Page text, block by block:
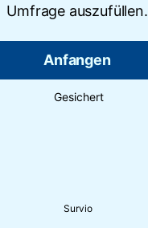
Umfrage auszufüllen.
Anfangen
Gesichert
Survio